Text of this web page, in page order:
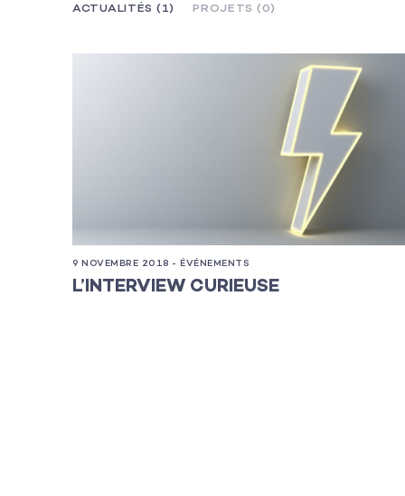
L’agence
Les projets
Les
L’équipe
ACTUALITÉS (1) PROJETS (0)
9 NOVEMBRE 2018 - ÉVÉNEMENTS
L’INTERVIEW CURIEUSE